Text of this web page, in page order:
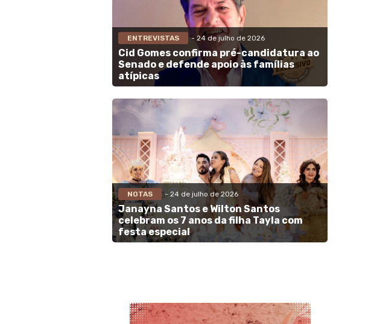
ENTREVISTAS - 24 de julho de 2026
Cid Gomes confirma pré-candidatura ao
Senado e defende apoio às famílias
atípicas
NOTAS - 24 de julho de 2026
Janayna Santos e Wilton Santos
celebram os 7 anos da filha Tayla com
festa especial